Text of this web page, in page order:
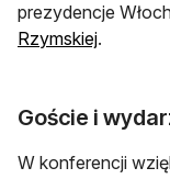
prezydencje
Rzymskiej.
Goście i
W konferencji